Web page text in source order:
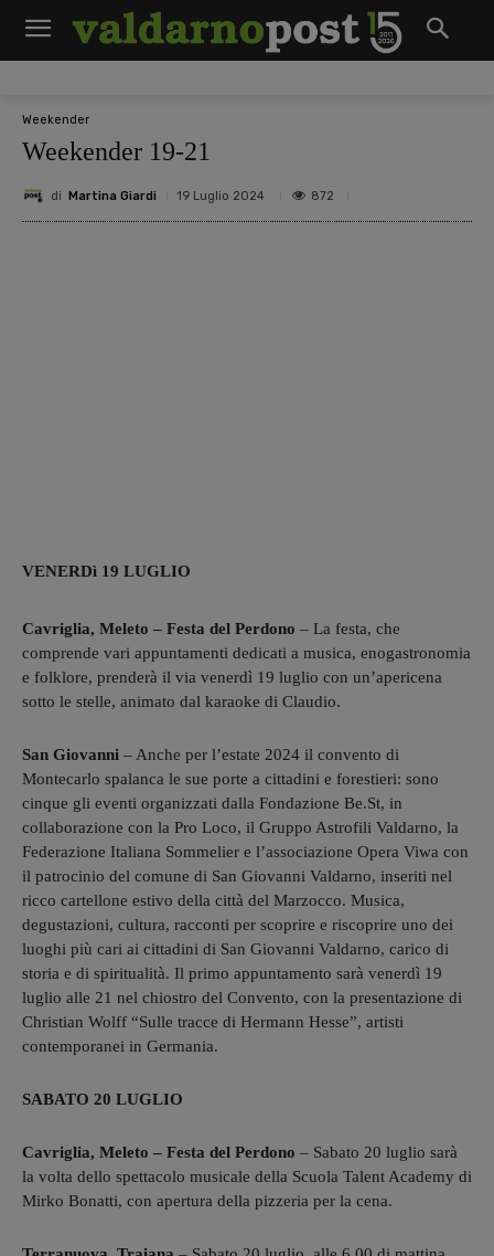
Weekender
Weekender 19-21
di Martina Giardi 19 Luglio 2024 872
VENERDì 19 LUGLIO
Cavriglia, Meleto – Festa del Perdono – La festa, che
comprende vari appuntamenti dedicati a musica, enogastronomia
e folklore, prenderà il via venerdì 19 luglio con un’apericena
sotto le stelle, animato dal karaoke di Claudio.
San Giovanni – Anche per l’estate 2024 il convento di
Montecarlo spalanca le sue porte a cittadini e forestieri: sono
cinque gli eventi organizzati dalla Fondazione Be.St, in
collaborazione con la Pro Loco, il Gruppo Astrofili Valdarno, la
Federazione Italiana Sommelier e l’associazione Opera Viwa con
il patrocinio del comune di San Giovanni Valdarno, inseriti nel
ricco cartellone estivo della città del Marzocco. Musica,
degustazioni, cultura, racconti per scoprire e riscoprire uno dei
luoghi più cari ai cittadini di San Giovanni Valdarno, carico di
storia e di spiritualità. Il primo appuntamento sarà venerdì 19
luglio alle 21 nel chiostro del Convento, con la presentazione di
Christian Wolff “Sulle tracce di Hermann Hesse”, artisti
contemporanei in Germania.
SABATO 20 LUGLIO
Cavriglia, Meleto – Festa del Perdono – Sabato 20 luglio sarà
la volta dello spettacolo musicale della Scuola Talent Academy di
Mirko Bonatti, con apertura della pizzeria per la cena.